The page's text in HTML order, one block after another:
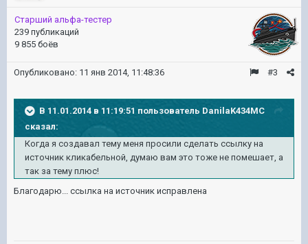
Старший альфа-тестер
239 публикаций
9 855 боёв
#3
Опубликовано: 11 янв 2014, 11:48:36
В 11.01.2014 в 11:19:51 пользователь DanilaK434MC
сказал:
Когда я создавал тему меня просили сделать ссылку на
источник кликабельной, думаю вам это тоже не помешает, а
так за тему плюс!
Благодарю... ссылка на источник исправлена